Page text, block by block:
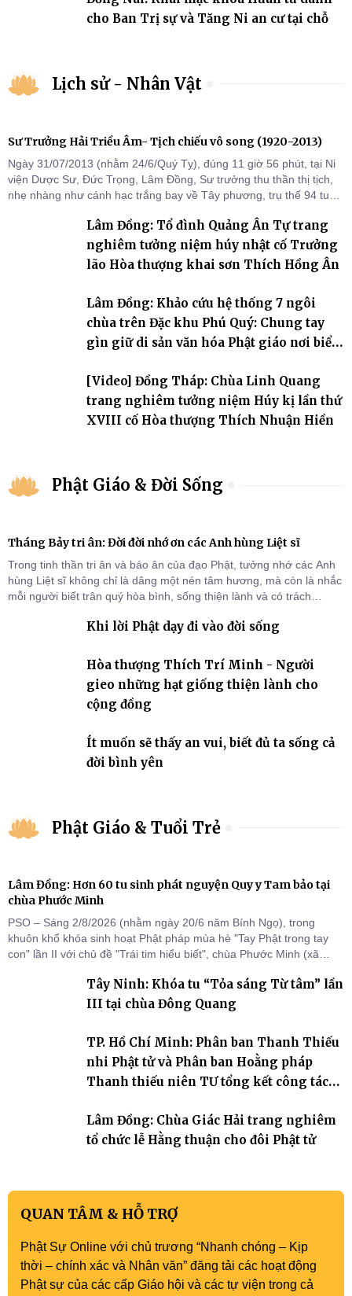
cho Ban Trị sự và Tăng Ni an cư tại chỗ
Lịch sử - Nhân Vật
Sư Trưởng Hải Triều Âm- Tịch chiếu vô song (1920-2013)
Ngày 31/07/2013 (nhằm 24/6/Quý Tỵ), đúng 11 giờ 56 phút, tại Ni
viện Dược Sư, Đức Trọng, Lâm Đồng, Sư trưởng thu thần thị tịch,
nhẹ nhàng như cánh hạc trắng bay về Tây phương, trụ thế 94 tuổi
Lâm Đồng: Tổ đình Quảng Ân Tự trang
nghiêm tưởng niệm húy nhật cố Trưởng
lão Hòa thượng khai sơn Thích Hồng Ân
Lâm Đồng: Khảo cứu hệ thống 7 ngôi
chùa trên Đặc khu Phú Quý: Chung tay
gìn giữ di sản văn hóa Phật giáo nơi biển
[Video] Đồng Tháp: Chùa Linh Quang
trang nghiêm tưởng niệm Húy kị lần thứ
XVIII cố Hòa thượng Thích Nhuận Hiền
Phật Giáo & Đời Sống
Tháng Bảy tri ân: Đời đời nhớ ơn các Anh hùng Liệt sĩ
Trong tinh thần tri ân và báo ân của đạo Phật, tưởng nhớ các Anh
hùng Liệt sĩ không chỉ là dâng một nén tâm hương, mà còn là nhắc
mỗi người biết trân quý hòa bình, sống thiện lành và có trách
Khi lời Phật dạy đi vào đời sống
Hòa thượng Thích Trí Minh - Người
gieo những hạt giống thiện lành cho
cộng đồng
Ít muốn sẽ thấy an vui, biết đủ ta sống cả
đời bình yên
Phật Giáo & Tuổi Trẻ
Lâm Đồng: Hơn 60 tu sinh phát nguyện Quy y Tam bảo tại
chùa Phước Minh
PSO – Sáng 2/8/2026 (nhằm ngày 20/6 năm Bính Ngọ), trong
khuôn khổ khóa sinh hoạt Phật pháp mùa hè "Tay Phật trong tay
con" lần II với chủ đề "Trái tim hiểu biết", chùa Phước Minh (xã
cho hơn 60 tu sinh.Tây Ninh: Khóa tu “Tỏa sáng Từ tâm” lần
III tại chùa Đông Quang
TP. Hồ Chí Minh: Phân ban Thanh Thiếu
nhi Phật tử và Phân ban Hoằng pháp
Thanh thiếu niên TƯ tổng kết công tác
Lâm Đồng: Chùa Giác Hải trang nghiêm
tổ chức lễ Hằng thuận cho đôi Phật tử
QUAN TÂM & HỖ TRỢ
Phật Sự Online với chủ trương “Nhanh chóng – Kịp
thời – chính xác và Nhân văn” đăng tải các hoạt động
Phật sự của các cấp Giáo hội và các tự viện trong cả